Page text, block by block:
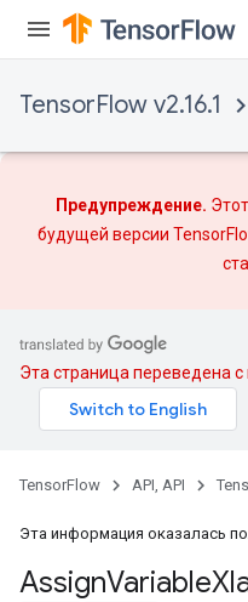
TensorFlow v2.16.1
Предупреждение.
будущей версии
Эта страница переведена
TensorFlow API, API
Эта информация оказалась
AssignVariable